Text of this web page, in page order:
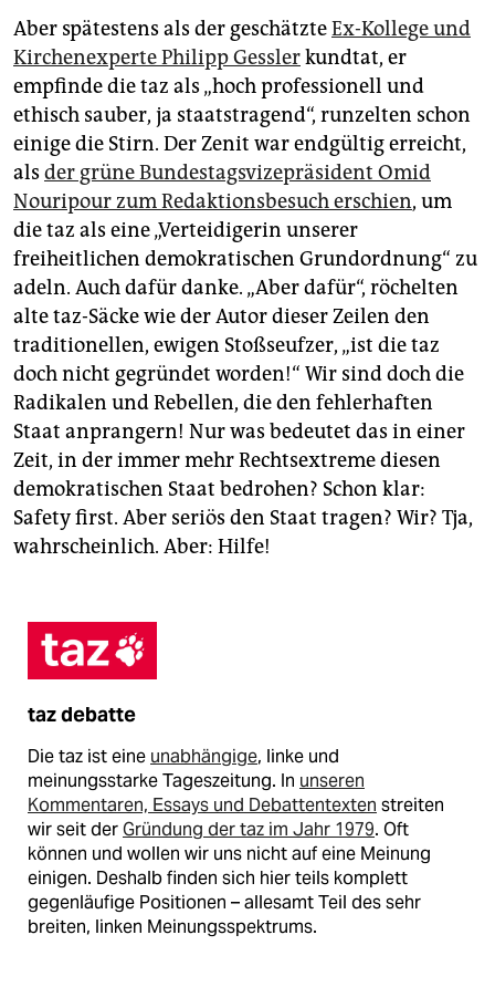
Aber spätestens als der geschätzteEx-Kollege und
Kirchenexperte Philipp Gesslerkundtat, er
empfinde die taz als „hoch professionell und
ethisch sauber, ja staatstragend“, runzelten schon
einige die Stirn. Der Zenit war endgültig erreicht,
als der grüne Bundestagsvizepräsident Omid
Nouripour zum Redaktionsbesuch erschien, um
die taz als eine „Verteidigerin unserer
freiheitlichen demokratischen Grundordnung“ zu
adeln. Auch dafür danke. „Aber dafür“, röchelten
alte taz-Säcke wie der Autor dieser Zeilen den
traditionellen, ewigen Stoßseufzer, „ist die taz
doch nicht gegründet worden!“ Wir sind doch die
Radikalen und Rebellen, die den fehlerhaften
Staat anprangern! Nur was bedeutet das in einer
Zeit, in der immer mehr Rechtsextreme diesen
demokratischen Staat bedrohen? Schon klar:
Safety first. Aber seriös den Staat tragen? Wir? Tja,
wahrscheinlich. Aber: Hilfe!
taz debatte
Die taz ist eine unabhängige, linke und
meinungsstarke Tageszeitung. In unseren
Kommentaren, Essays und Debattentexten streiten
wir seit derGründung der taz im Jahr 1979. Oft
können und wollen wir uns nicht auf eine Meinung
einigen. Deshalb finden sich hier teils komplett
gegenläufige Positionen – allesamt Teil des sehr
breiten, linken Meinungsspektrums.